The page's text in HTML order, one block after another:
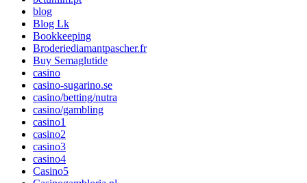
blog
Blog Lk
Bookkeeping
Broderiediamantpascher.fr
Buy Semaglutide
casino
casino-sugarino.se
casino/betting/nutra
casino/gambling
casino1
casino2
casino3
casino4
Casino5